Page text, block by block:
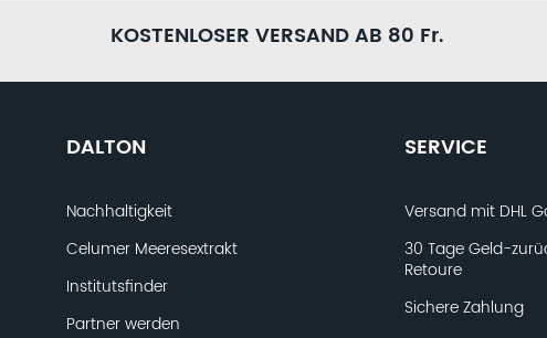
KOSTENLOSER VERSAND AB 80 Fr.
DALTON
Nachhaltigkeit
Celumer Meeresextrakt
Institutsfinder
Partner werden
SERVICE
Versand mit DHL
30 Tage Geld-
Retoure
Sichere Zahlung